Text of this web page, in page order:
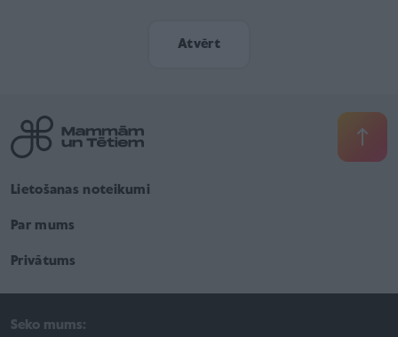
Lietošanas noteikumi
Par mums
Privātums
Seko mums: